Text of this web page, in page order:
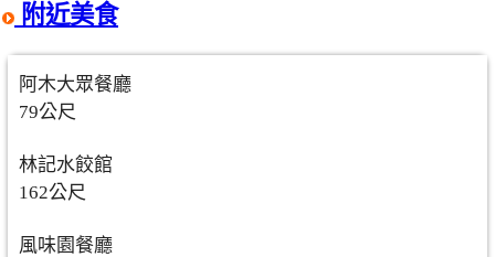
附近美食
阿木大眾餐廳
79公尺
林記水餃館
162公尺
風味園餐廳